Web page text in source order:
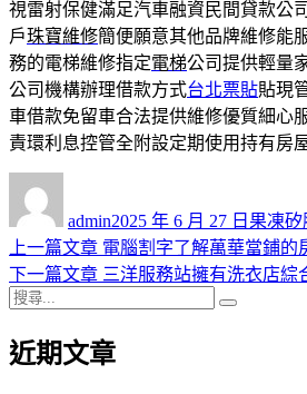
視雷射保健滿足汽車融資民間貸款公
戶珠寶維修簡便願意其他品牌維修能
務的電梯維修指定電梯公司提供輕量
公司機構辦理借款方式台北票貼貼現
車借款免留車合法提供維修優質細心
責環利息控管全附設定期使用持有房
admin佈
日
期:
2025 年 6 月 27 日 類
果凍
文
章
導
覽
上一篇文章 上
一
章:
電腦割字了解萬華當鋪的
下一篇文章 下
文
三洋服務站擁有洗衣店綜
搜
關
近期文章